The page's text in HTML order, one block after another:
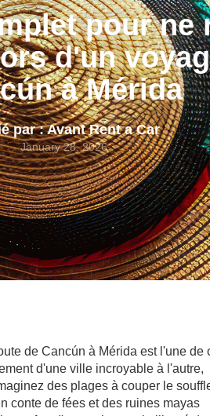
pour ne
d'un
à Mérida
par : Avant Rent a Car
January 28, 2026
de Cancún à Mérida est l'une de
d'une ville incroyable à l'autre,
des plages à couper le
conte de fées et des ruines mayas